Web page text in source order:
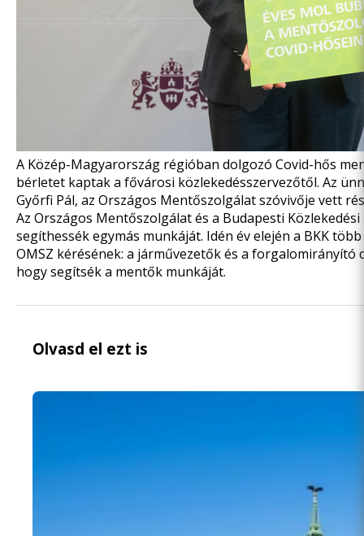
A Közép-Magyarország régióban dolgozó Covid-hős
bérletet kaptak a fővárosi közlekedésszervezőtől. Az
Győrfi Pál, az Országos Mentőszolgálat szóvivője vett
Az Országos Mentőszolgálat és a Budapesti
segíthessék egymás munkáját. Idén év elején a BKK
OMSZ kérésének: a járművezetők és a
hogy segítsék a mentők munkáját.
Olvasd el ezt is